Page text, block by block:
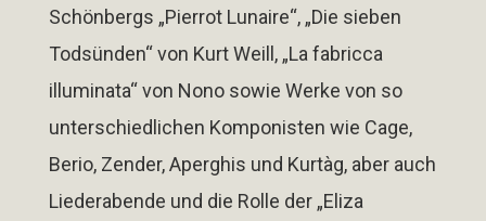
Schönbergs „Pierrot Lunaire“, „Die sieben
Todsünden“von Kurt Weill, „La fabricca
illuminata“von Nono sowie Werke von so
unterschiedlichen Komponisten wie Cage,
Berio, Zender, Aperghis und Kurtàg, aber auch
Liederabende und die Rolle der „Eliza